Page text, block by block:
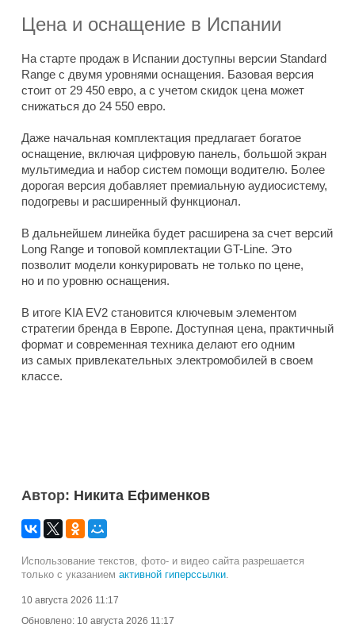
Цена и оснащение в Испании
На старте продаж в Испании доступны версии Standard
Range с двумя уровнями оснащения. Базовая версия
стоит от 29 450 евро, а с учетом скидок цена может
снижаться до 24 550 евро.
Даже начальная комплектация предлагает богатое
оснащение, включая цифровую панель, большой экран
мультимедиа и набор систем помощи водителю. Более
дорогая версия добавляет премиальную аудиосистему,
подогревы и расширенный функционал.
В дальнейшем линейка будет расширена за счет версий
Long Range и топовой комплектации GT-Line. Это
позволит модели конкурировать не только по цене,
но и по уровню оснащения.
В итоге KIA EV2 становится ключевым элементом
стратегии бренда в Европе. Доступная цена, практичный
формат и современная техника делают его одним
из самых привлекательных электромобилей в своем
классе.
Автор: Никита Ефименков
Использование текстов, фото- и видео сайта разрешается
только с указанием активной гиперссылки
10 августа 2026 11:17
Обновлено: 10 августа 2026 11:17